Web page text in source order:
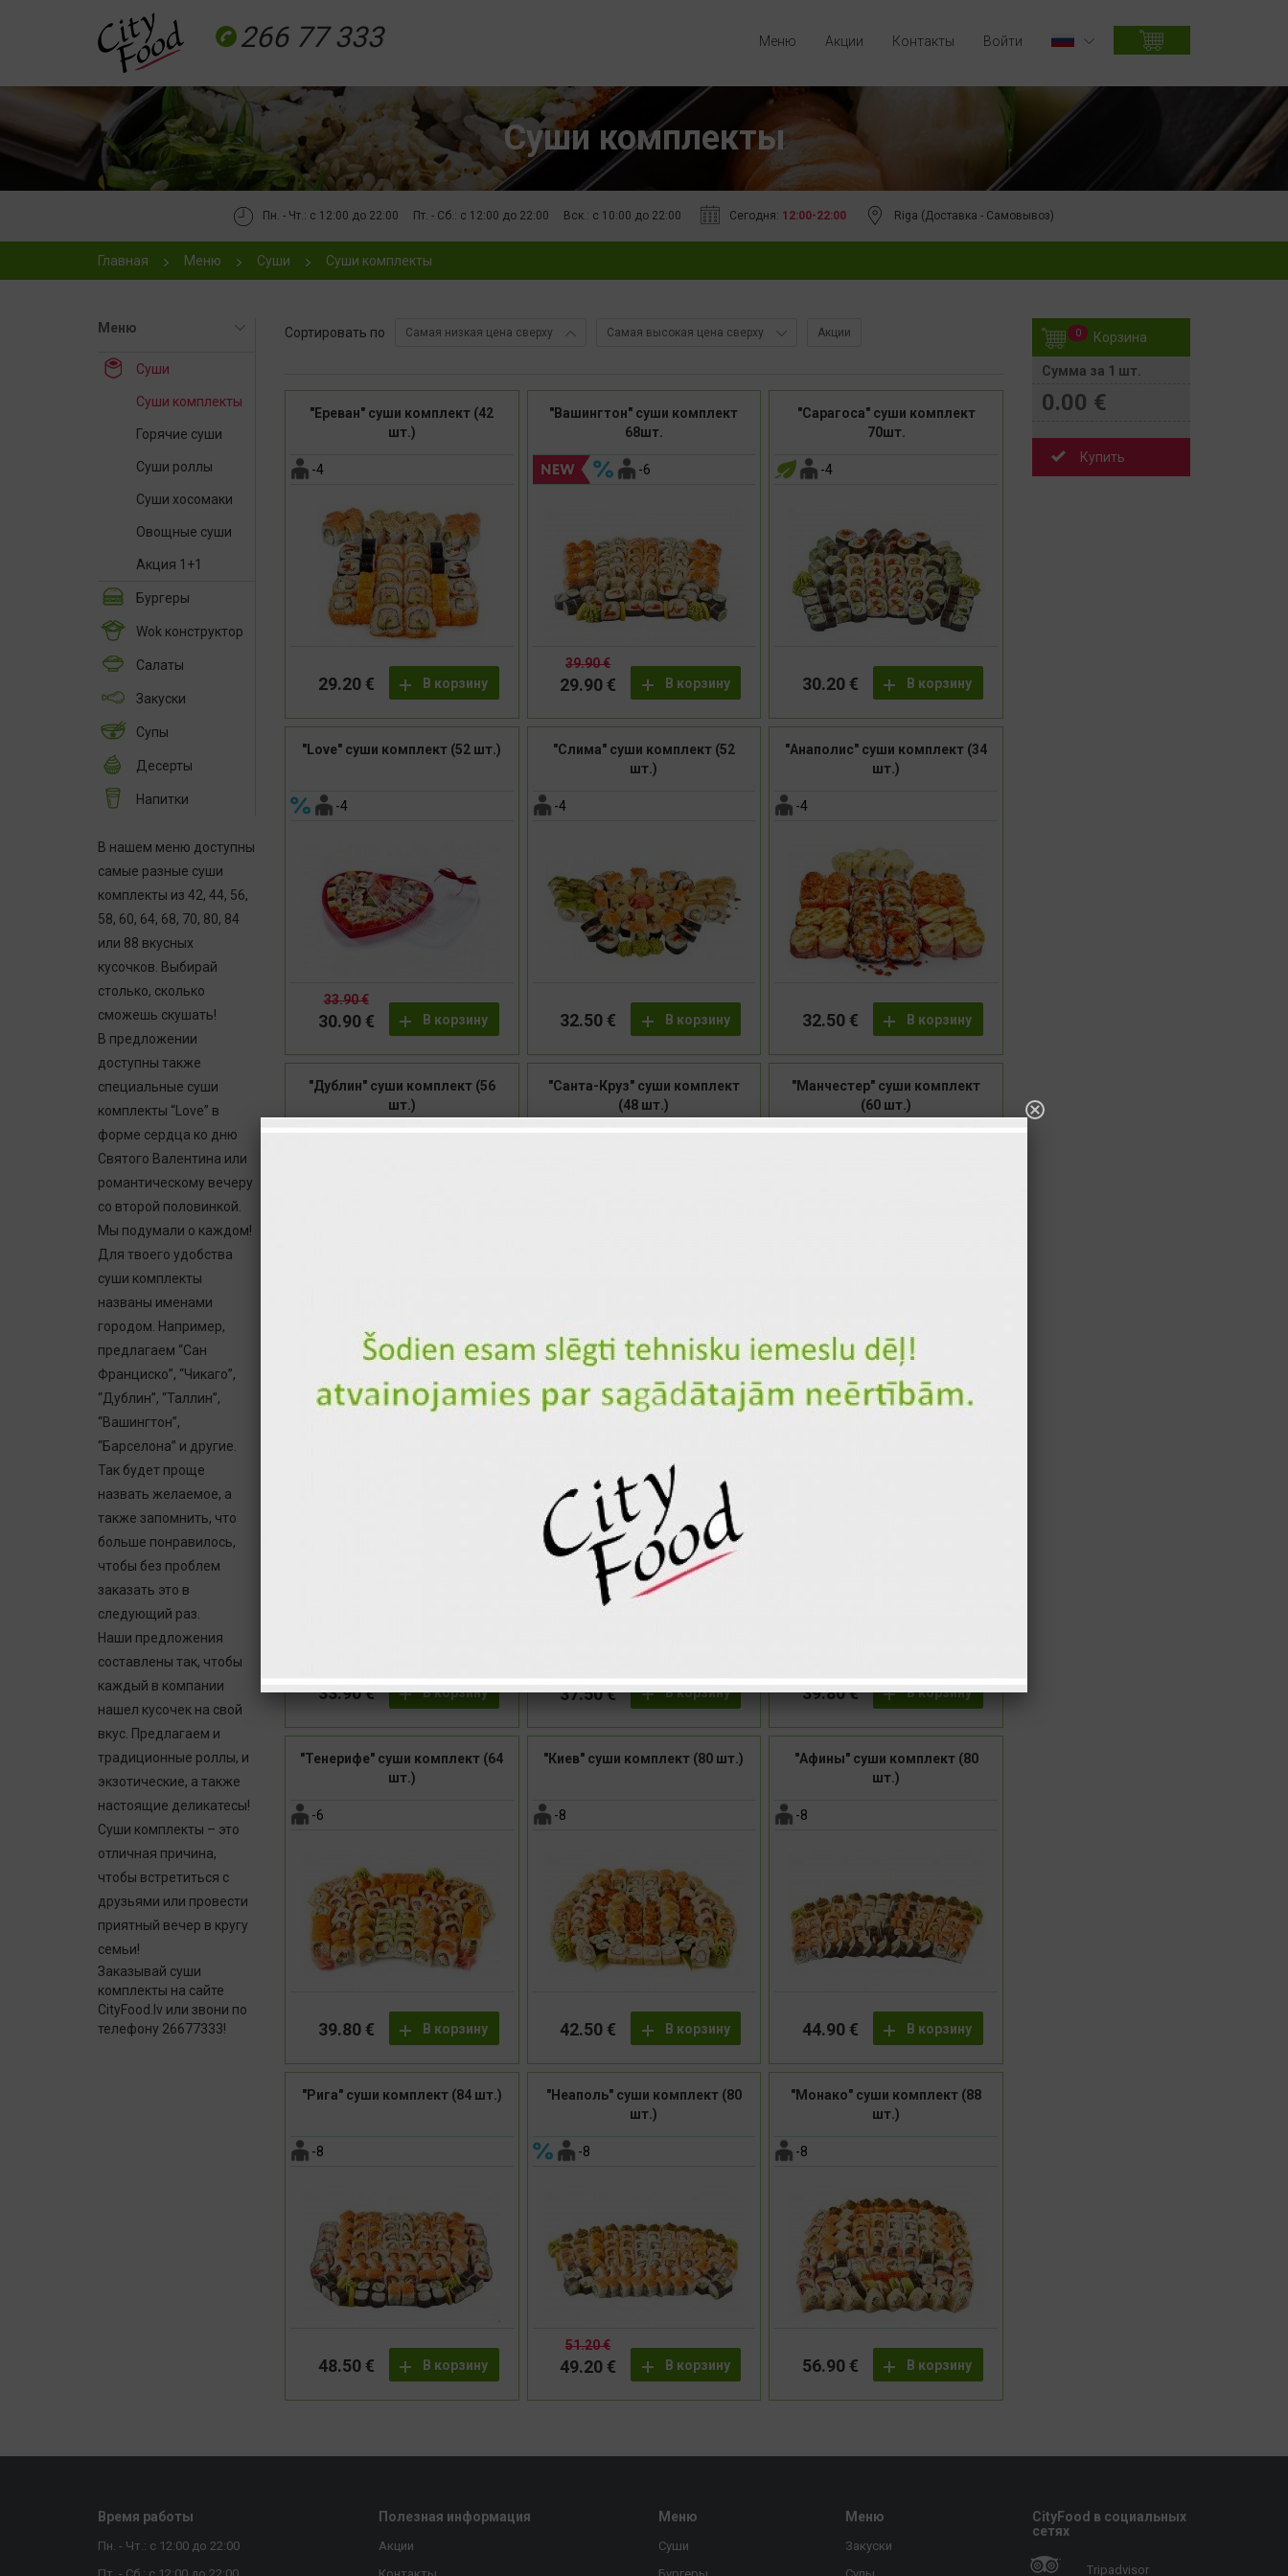
266 77 333 Меню Акции Контакты Войти
Суши комплекты
Пн. - Чт.: с 12:00 до 22:00 Пт. - Сб.: с 12:00 до 22:00 Вск.: c 10:00 до 22:00 Сегодня: 12:00-22:00 Riga (Доставка - Самовывоз)
Главная Меню Суши Суши комплекты
Меню
Суши
Суши комплекты
Горячие суши
Суши роллы
Суши хосомаки
Овощные суши
Акция 1+1
Бургеры
Wok конструктор
Салаты
Закуски
Супы
Десерты
Напитки
В нашем меню доступны
самые разные суши
комплекты из 42, 44, 56,
58, 60, 64, 68, 70, 80, 84
или 88 вкусных
кусочков. Выбирай
столько, сколько
сможешь скушать!
В предложении
доступны также
специальные суши
комплекты “Love” в
форме сердца ко дню
Святого Валентина или
романтическому вечеру
со второй половинкой.
Мы подумали о каждом!
Для твоего удобства
суши комплекты
названы именами
городом. Например,
предлагаем “Сан
Франциско”, “Чикаго”,
“Дублин”, “Таллин”,
“Вашингтон”,
“Барселона” и другие.
Так будет проще
назвать желаемое, а
также запомнить, что
больше понравилось,
чтобы без проблем
заказать это в
следующий раз.
Наши предложения
составлены так, чтобы
каждый в компании
нашел кусочек на свой
вкус. Предлагаем и
традиционные роллы, и
экзотические, а также
настоящие деликатесы!
Суши комплекты – это
отличная причина,
чтобы встретиться с
друзьями или провести
приятный вечер в кругу
семьи!
Заказывай суши
комплекты на сайте
CityFood.lv или звони по
телефону 26677333!
Сортировать по Самая низкая цена сверху Самая высокая цена сверху Акции
"Ереван" суши комплект (42
шт.)
-4
В корзину
29.20 €
"Вашингтон" суши комплект
68шт.
-6
В корзину
39.90 €
29.90 €
"Сарагоса" суши комплект
70шт.
-4
В корзину
30.20 €
"Love" суши комплект (52 шт.)
-4
В корзину
33.90 €
30.90 €
"Слима" суши комплект (52
шт.)
-4
В корзину
32.50 €
"Анаполис" суши комплект (34
шт.)
-4
В корзину
32.50 €
"Дублин" суши комплект (56
шт.)
В корзину
32.80 €
"Санта-Круз" суши комплект
(48 шт.)
В корзину
32.80 €
"Манчестер" суши комплект
(60 шт.)
В корзину
32.80 €
В корзину
33.90 € В корзину
37.50 € В корзину
39.80 €
"Тенерифе" суши комплект (64
шт.)
-6
В корзину
39.80 €
"Киев" суши комплект (80 шт.)
-8
В корзину
42.50 €
"Афины" суши комплект (80
шт.)
-8
В корзину
44.90 €
"Рига" суши комплект (84 шт.)
-8
В корзину
48.50 €
"Неаполь" суши комплект (80
шт.)
-8
В корзину
51.20 €
49.20 €
"Монако" суши комплект (88
шт.)
-8
В корзину
56.90 €
Корзина
0
Сумма за 1 шт.
0.00 €
Купить
Время работы
Пн. - Чт.: с 12:00 до 22:00
Полезная информация
Акции
Меню
Суши
Меню
Закуски
CityFood в социальных
сетях
Tripadvisor